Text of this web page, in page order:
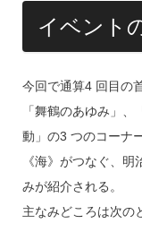
イベント
今回で通算4 回目の
「舞鶴のあゆみ」
動」の3 つのコーナ
《海》がつなぐ、
みが紹介される。
主なみどころは次の